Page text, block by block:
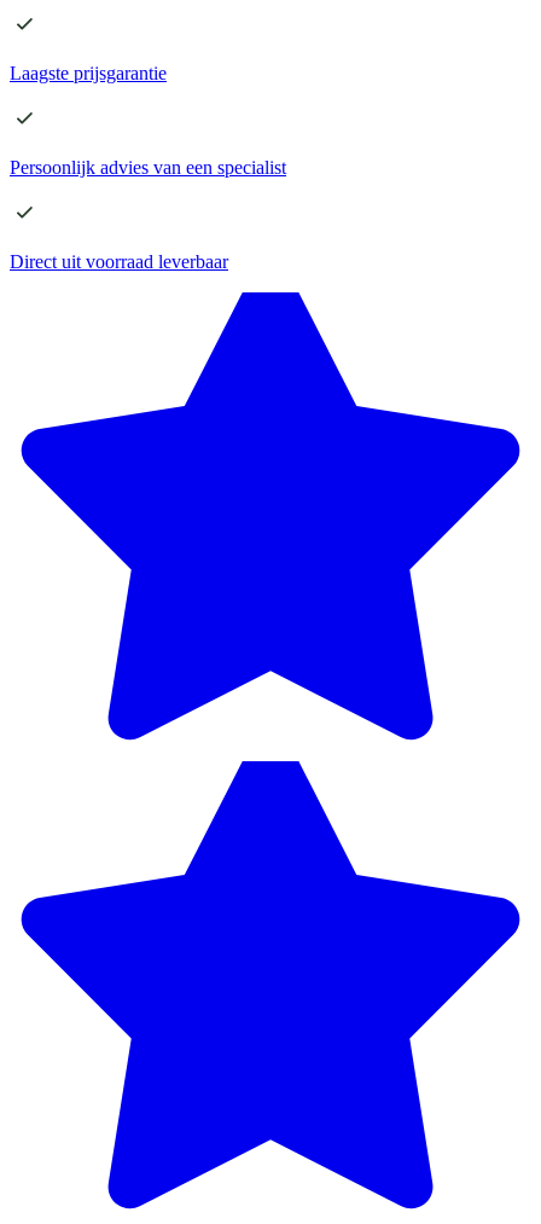
Laagste prijsgarantie
Persoonlijk advies van een specialist
Direct uit voorraad leverbaar